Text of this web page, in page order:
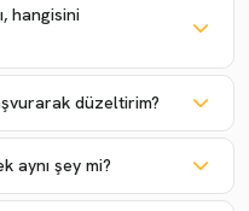
hangisini
düzeltirim?
aynı şey mi?